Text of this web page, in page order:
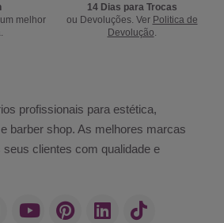
melhor
14 Dias para Trocas
ou Devoluções. Ver Politica de
Devolução
profissionais para estética,
barber shop. As melhores marcas
clientes com qualidade e